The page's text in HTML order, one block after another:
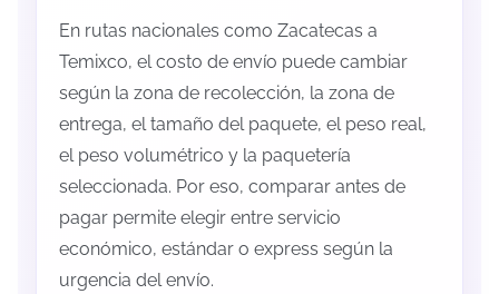
En rutas nacionales como Zacatecas a
Temixco, el costo de envío puede cambiar
según la zona de recolección, la zona de
entrega, el tamaño del paquete, el peso real,
el peso volumétrico y la paquetería
seleccionada. Por eso, comparar antes de
pagar permite elegir entre servicio
económico, estándar o express según la
urgencia del envío.